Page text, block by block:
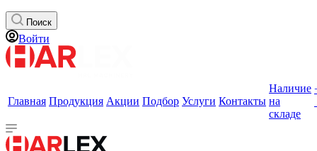
Поиск
Войти
Главная Продукция Акции Подбор Услуги Контакты
Наличие
на
складе